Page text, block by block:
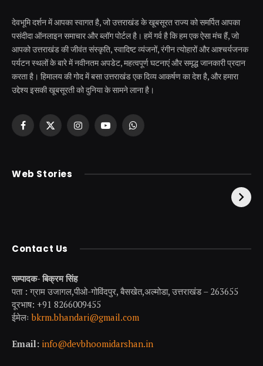
देवभूमि दर्शन में आपका स्वागत है, जो उत्तराखंड के खूबसूरत राज्य को समर्पित आपका
पसंदीदा ऑनलाइन समाचार और ब्लॉग पोर्टल है। हमें गर्व है कि हम एक ऐसा मंच हैं, जो
आपको उत्तराखंड की जीवंत संस्कृति, स्वादिष्ट व्यंजनों, रंगीन त्योहारों और आश्चर्यजनक
पर्यटन स्थलों के बारे में नवीनतम अपडेट, महत्वपूर्ण घटनाएं और समृद्ध जानकारी प्रदान
करता है। हिमालय की गोद में बसा उत्तराखंड एक दिव्य आकर्षण का देश है, और हमारा
उद्देश्य इसकी खूबसूरती को दुनिया के सामने लाना है।
Facebook
X
InstagramYouTubeWhatsApp
Web Stories
केदारनाथ से पहले होती है
उत्तराखंड की एक ऐसी
Contact Us
सम्पादक- बिक्रम सिंह
पता : ग्राम उजागल,पीओ-गोविंदपुर, बैसखेत,अल्मोडा, उत्तराखंड – 263655
दूरभाष: +91 8266009455
ईमेलःbkrm.bhandari@gmail.com
Email: info@devbhoomidarshan.in